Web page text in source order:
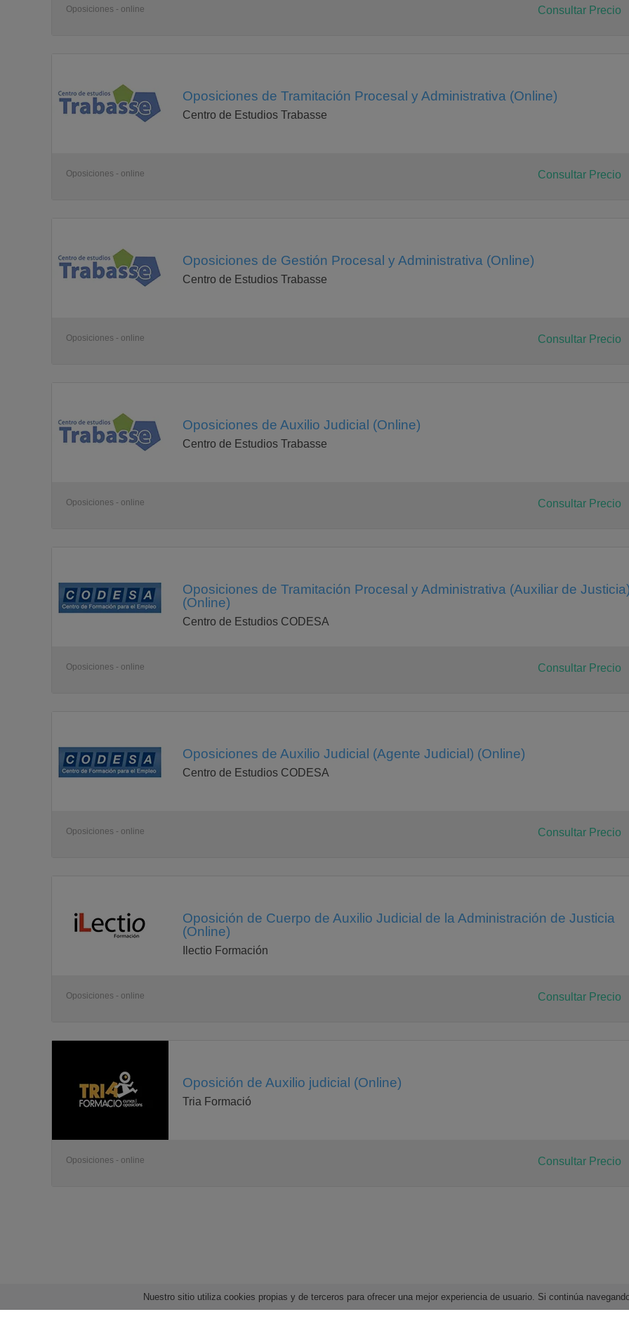
Nuestro sitio utiliza cookies propias y de terceros para ofrecer una mejor experiencia de usuario. Si continúa
Oposiciones - online Consultar Precio
Oposiciones de Tramitación Procesal y Administrativa (Online)
Centro de Estudios Trabasse
Oposiciones - online Consultar Precio
Oposiciones de Gestión Procesal y Administrativa (Online)
Centro de Estudios Trabasse
Oposiciones - online Consultar Precio
Oposiciones de Auxilio Judicial (Online)
Centro de Estudios Trabasse
Oposiciones - online Consultar Precio
Oposiciones de Tramitación Procesal y Administrativa (Auxiliar de
(Online)
Centro de Estudios CODESA
Oposiciones - online Consultar Precio
Oposiciones de Auxilio Judicial (Agente Judicial) (Online)
Centro de Estudios CODESA
Oposiciones - online Consultar Precio
Oposición de Cuerpo de Auxilio Judicial de la Administración de Justicia
(Online)
Ilectio Formación
Oposiciones - online Consultar Precio
Oposición de Auxilio judicial (Online)
Tria Formació
Oposiciones - online Consultar Precio